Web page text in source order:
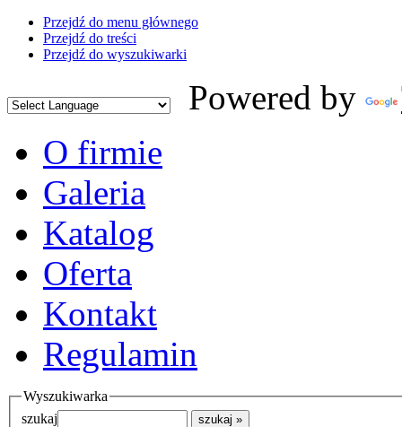
Przejdź do menu głównego
Przejdź do treści
Przejdź do wyszukiwarki
Powered by
O firmie
Galeria
Katalog
Oferta
Kontakt
Regulamin
Wyszukiwarka
szukaj